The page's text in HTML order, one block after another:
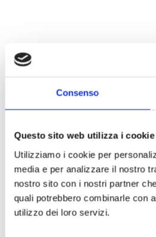
Consenso
Questo sito web utilizza i cookie
Utilizziamo i cookie per
media e per analizzare il nostro
nostro sito con i nostri partner
quali potrebbero combinarle con
utilizzo dei loro servizi.